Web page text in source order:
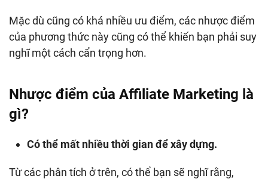
Mặc dù cũng có khá nhiều ưu điểm, các nhược điểm
của phương thức này cũng có thể khiến bạn phải suy
nghĩ một cách cẩn trọng hơn.
Nhược điểm của Affiliate Marketing là
gì?
Có thể mất nhiều thời gian để xây dựng.
Từ các phân tích ở trên, có thể bạn sẽ nghĩ rằng,